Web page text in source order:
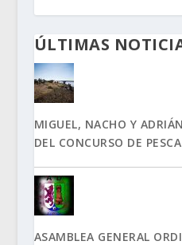
ÚLTIMAS
MIGUEL, NACHO Y
DEL CONCURSO DE
ASAMBLEA GENERAL